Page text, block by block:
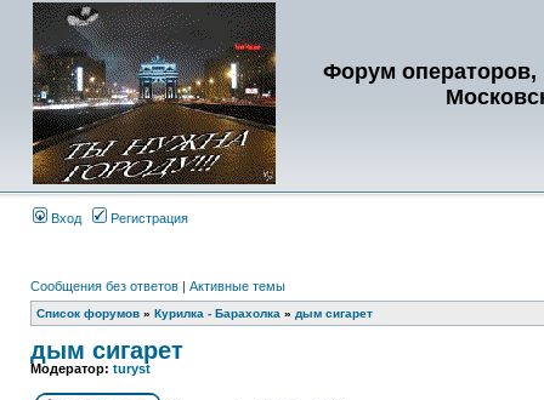
Форум операторов,
Вход Регистрация
Сообщения без ответов | Активные темы
Список форумов » Курилка - Барахолка » дым сигарет
дым сигарет
Модератор: turyst